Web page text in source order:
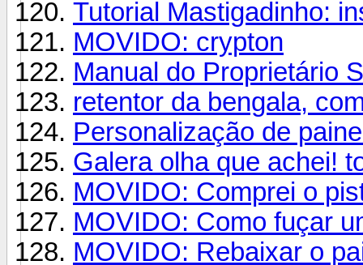
Tutorial Mastigadinho:
MOVIDO: crypton
Manual do Proprietário
retentor da bengala,
Personalização de
Galera olha que achei!
MOVIDO: Comprei o
MOVIDO: Como fuçar
MOVIDO: Rebaixar o